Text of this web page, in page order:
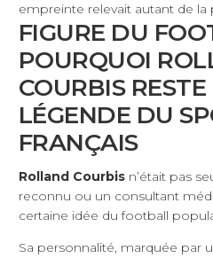
empreinte relevait autant de la
FIGURE DU
POURQUOI
COURBIS
LÉGENDE DU
FRANÇAIS
Rolland Courbis n’était pas
reconnu ou un consultant
certaine idée du football
Sa personnalité, marquée par